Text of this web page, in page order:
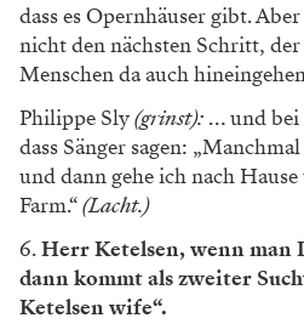
dass es Opernhäuser gibt.
nicht den nächsten Schritt, der
Menschen da auch
Philippe Sly(grinst): … und bei
dass Sänger sagen:
und dann gehe ich nach
Farm.“(Lacht.)
6.Herr Ketelsen, wenn man
dann kommt als zweiter
Ketelsen wife“.